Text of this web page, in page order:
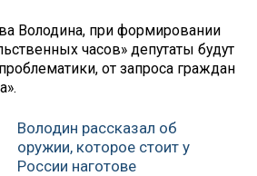
Володина, при формировании
часов» депутаты будут
от запроса граждан
Володин рассказал об
оружии, которое стоит у
России наготове